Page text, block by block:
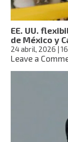
EE. UU.
de México y
24 abril, 2026 |
Leave a